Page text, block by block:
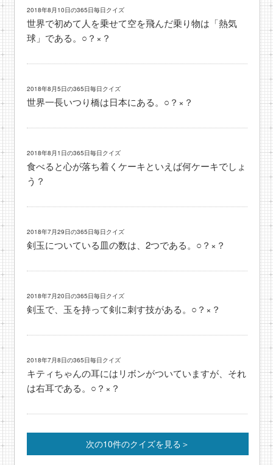
2018年8月10日の365日毎日クイズ
世界で初めて人を乗せて空を飛んだ乗り物は「熱気
球」である。○？×？
2018年8月5日の365日毎日クイズ
世界一長いつり橋は日本にある。○？×？
2018年8月1日の365日毎日クイズ
食べると心が落ち着くケーキといえば何ケーキでしょ
う？
2018年7月29日の365日毎日クイズ
剣玉についている皿の数は、2つである。○？×？
2018年7月20日の365日毎日クイズ
剣玉で、玉を持って剣に刺す技がある。○？×？
2018年7月8日の365日毎日クイズ
キティちゃんの耳にはリボンがついていますが、それ
は右耳である。○？×？
次の10件のクイズを見る＞